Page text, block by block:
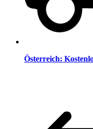
Österreich: